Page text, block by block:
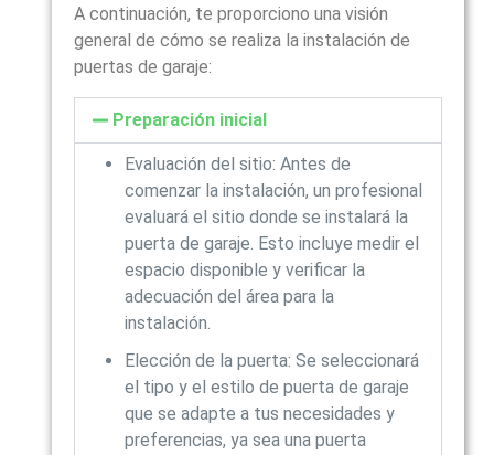
A continuación, te proporciono una visión
general de cómo se realiza la instalación de
puertas de garaje:
Preparación inicial
Evaluación del sitio: Antes de
comenzar la instalación, un profesional
evaluará el sitio donde se instalará la
puerta de garaje. Esto incluye medir el
espacio disponible y verificar la
adecuación del área para la
instalación.
Elección de la puerta: Se seleccionará
el tipo y el estilo de puerta de garaje
que se adapte a tus necesidades y
preferencias, ya sea una puerta